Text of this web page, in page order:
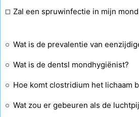
Zal een spruwinfectie in mijn
Wat is de prevalentie van
Wat is de dentsl mondhygiënist?
Hoe komt clostridium het lichaam